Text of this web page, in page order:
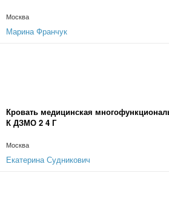
Москва
Марина Франчук
Кровать медицинская
К ДЗМО 2 4 Г
Москва
Екатерина Судникович